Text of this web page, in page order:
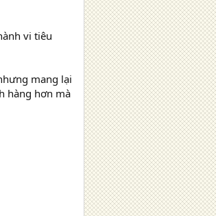
vi tiêu
mang lại
hàng hơn mà